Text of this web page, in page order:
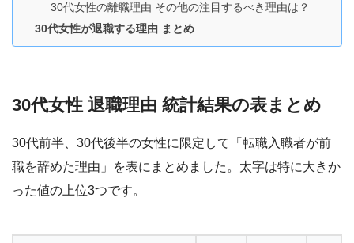
30代女性の離職理由 その他の注目するべき理由は？
30代女性が退職する理由 まとめ
30代女性 退職理由 統計結果の表まとめ
30代前半、30代後半の女性に限定して「転職入職者が前
職を辞めた理由」を表にまとめました。太字は特に大きか
った値の上位3つです。